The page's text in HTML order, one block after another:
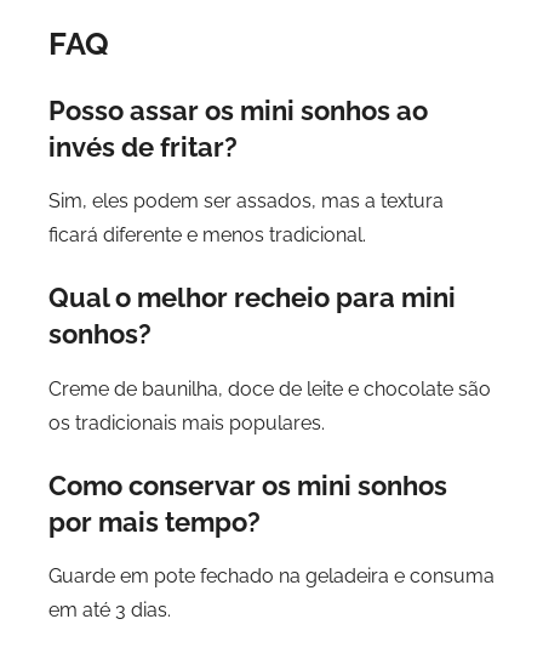
FAQ
Posso assar os mini sonhos ao
invés de fritar?
Sim, eles podem ser assados, mas a textura
ficará diferente e menos tradicional.
Qual o melhor recheio para mini
sonhos?
Creme de baunilha, doce de leite e chocolate são
os tradicionais mais populares.
Como conservar os mini sonhos
por mais tempo?
Guarde em pote fechado na geladeira e consuma
em até 3 dias.